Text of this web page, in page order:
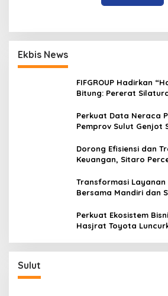
Ekbis News
FIFGROUP Hadirkan
Bitung: Pererat
Promo Khusus
Perkuat Data Neraca
Pemprov Sulut Genjot
Dorong Efisiensi dan
Keuangan, Sitaro
Transformasi Layanan
Bersama Mandiri dan
Kepulauan
Perkuat Ekosistem
Hasjrat Toyota
Sulut